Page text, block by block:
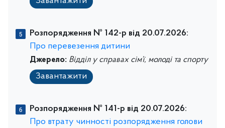
Розпорядження № 142-р від 20.07.2026:
Про перевезення дитини
Джерело: Відділ у справах сім’ї, молоді та спорту
Завантажити
Розпорядження № 141-р від 20.07.2026:
Про втрату чинності розпорядження голови